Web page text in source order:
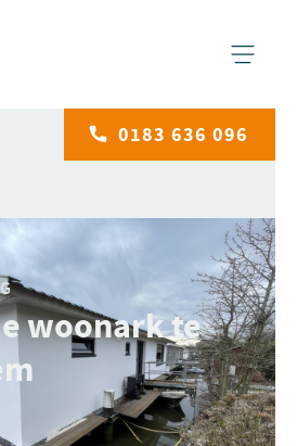
0183 636 096
woonark te